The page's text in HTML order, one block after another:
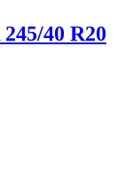
245/40 R20